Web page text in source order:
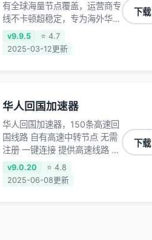
有全球海量节点覆盖，运营商专
线不卡顿超稳定，专为海外华人
和留学生打造，帮助海外华人免
除地域限制，随时高速稳定低延
v9.9.5
⭐ 4.7
2025-03-12更新
下载
华人回国加速器
华人回国加速器，150条高速回
国线路 自有高速中转节点 无需
注册 一键连接 提供高速线路 应
用内直达视频音乐app,快人一
步 应用模式 App互不干扰 不间
v9.0.20
⭐ 4.8
2025-06-08更新
下载